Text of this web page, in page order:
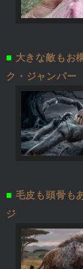
■ 大きな敵もお
ク・ジャンパー
■ 毛皮も頭骨も
ジ